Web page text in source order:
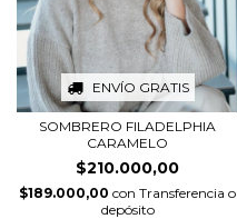
ENVÍO GRATIS
SOMBRERO FILADELPHIA
CARAMELO
$210.000,00
$189.000,00 con Transferencia o
depósito